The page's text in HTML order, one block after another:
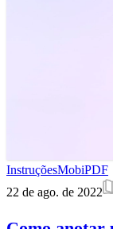
InstruçõesMobiPDF
22 de ago. de 2022